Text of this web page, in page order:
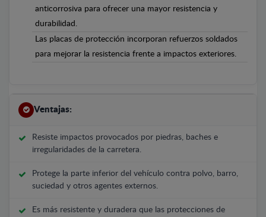
anticorrosiva para ofrecer una mayor resistencia y
durabilidad.
Las placas de protección incorporan refuerzos soldados
para mejorar la resistencia frente a impactos exteriores.
Ventajas:
Resiste impactos provocados por piedras, baches e
irregularidades de la carretera.
Protege la parte inferior del vehículo contra polvo, barro,
suciedad y otros agentes externos.
Es más resistente y duradera que las protecciones de